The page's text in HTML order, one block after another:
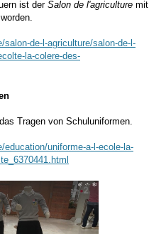
ist der Salon de l'agriculture mit
de-l-agriculture/salon-de-l-
la-colere-des-
Tragen von Schuluniformen.
uniforme-a-l-ecole-la-